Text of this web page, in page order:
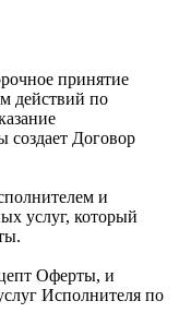
принятие
действий по
создает Договор
и
услуг, который
Оферты, и
Исполнителя по